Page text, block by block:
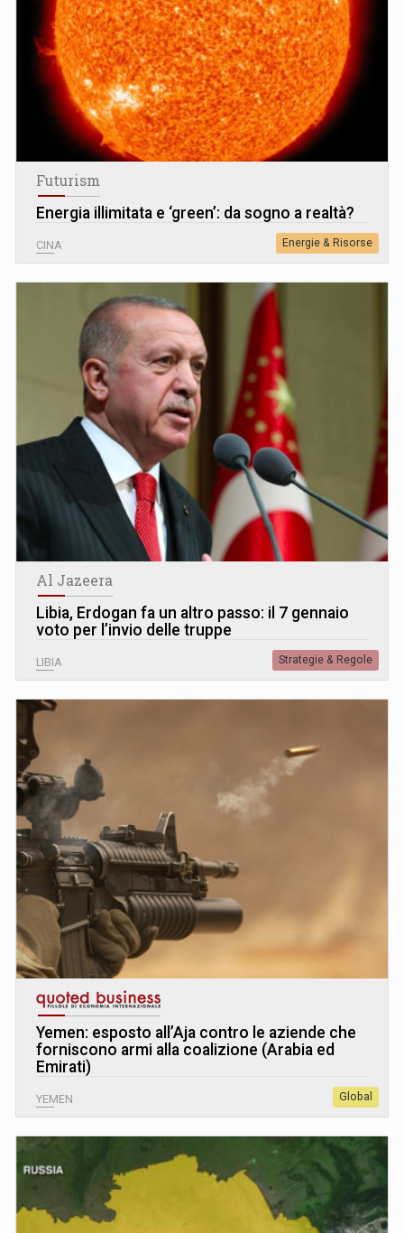
Futurism
Energia illimitata e ‘green’: da sogno a realtà?
CINA Energie & Risorse
Al Jazeera
Libia, Erdogan fa un altro passo: il 7 gennaio
voto per l’invio delle truppe
LIBIA Strategie & Regole
Yemen: esposto all’Aja contro le aziende che
forniscono armi alla coalizione (Arabia ed
Emirati)
YEMEN Global